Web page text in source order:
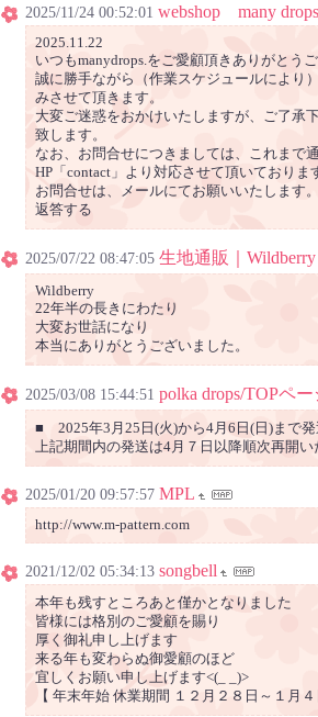
2025/11/24 00:52:01 webshop many
2025.11.22
いつもmanydrops.をご愛顧頂きありがとうご
誠に勝手ながら（作業スケジュールにより
みさせて頂きます。
大変ご迷惑をおかけいたしますが、ご了承
致します。
なお、お問合せにつきましては、これまで
HP「contact」より対応させて頂いておりま
お問合せは、メールにてお願いいたします
返答する
2025/07/22 08:47:05 生地通販｜Wildberry
Wildberry
22年半の長きにわたり
大変お世話になり
本当にありがとうございました。
2025/03/08 15:44:51 polka drops/TOPペー
■ 2025年3月25日(火)から4月6日(日)まで
上記期間内の発送は4月７日以降順次再開い
2025/01/20 09:57:57 MPL
http://www.m-pattern.com
2021/12/02 05:34:13 songbell
本年も残すところあと僅かとなりました
皆様には格別のご愛顧を賜り
厚く御礼申し上げます
来る年も変わらぬ御愛顧のほど
宜しくお願い申し上げます<(_ _)>
【 年末年始 休業期間 １２月２８日～１月４